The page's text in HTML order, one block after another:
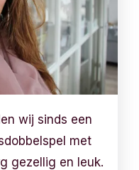
wij sinds een
met
gezellig en leuk.